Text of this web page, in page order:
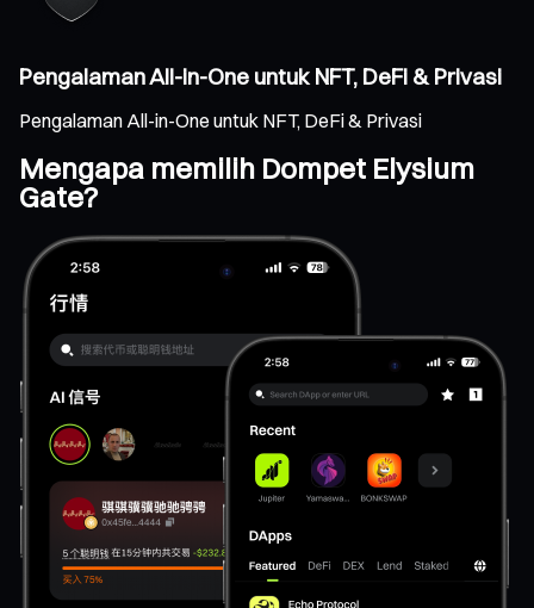
Pengalaman All-in-One untuk NFT, DeFi & Privasi
Pengalaman All-in-One untuk NFT, DeFi & Privasi
Mengapa memilih Dompet Elysium
Gate?